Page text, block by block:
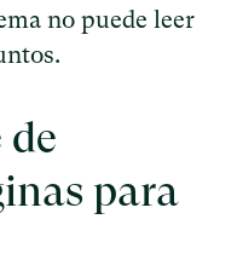
no puede leer
para